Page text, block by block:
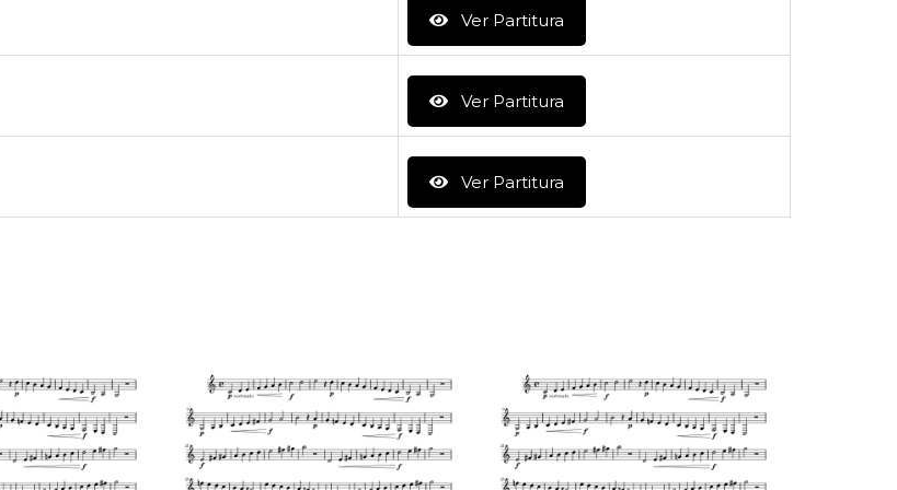
Ver Partitura
Ver Partitura
Ver Partitura